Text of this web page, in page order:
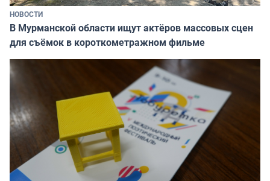
НОВОСТИ
В Мурманской области ищут актёров массовых сцен
для съёмок в короткометражном фильме